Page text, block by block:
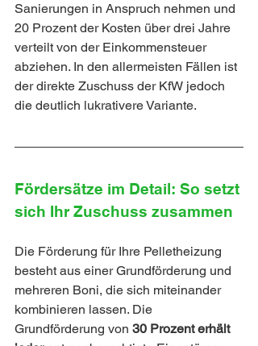
Sanierungen in Anspruch nehmen und
20 Prozent der Kosten über drei Jahre
verteilt von der Einkommensteuer
abziehen. In den allermeisten Fällen ist
der direkte Zuschuss der KfW jedoch
die deutlich lukrativere Variante.
Fördersätze im Detail: So setzt
sich Ihr Zuschuss zusammen
Die Förderung für Ihre Pelletheizung
besteht aus einer Grundförderung und
mehreren Boni, die sich miteinander
kombinieren lassen. Die
Grundförderung von 30 Prozent erhält